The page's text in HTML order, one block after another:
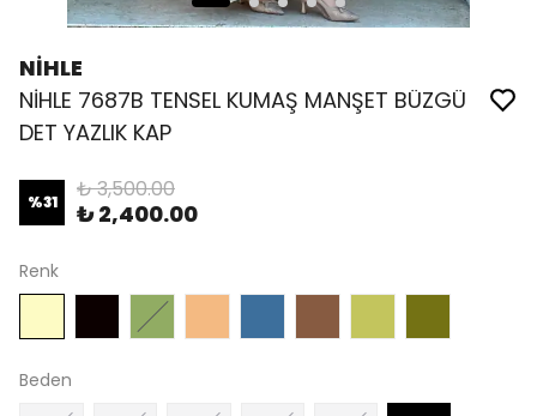
NİHLE
NİHLE 7687B TENSEL KUMAŞ MANŞET BÜZGÜ
DET YAZLIK KAP
%31 ₺ 3,500.00
₺ 2,400.00
Renk
Beden